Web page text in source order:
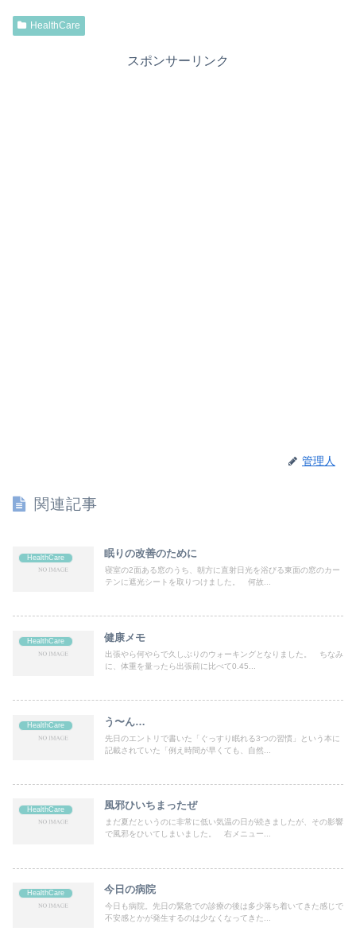
HealthCare
スポンサーリンク
管理人
関連記事
HealthCare 眠りの改善のために
寝室の2面ある窓のうち、朝方に直射日光を浴びる東面の窓のカー
テンに遮光シートを取りつけました。 何故...
HealthCare 健康メモ
出張やら何やらで久しぶりのウォーキングとなりました。 ちなみ
に、体重を量ったら出張前に比べて0.45...
HealthCare う〜ん…
先日のエントリで書いた「ぐっすり眠れる3つの習慣」という本に
記載されていた「例え時間が早くても、自然...
HealthCare 風邪ひいちまったぜ
まだ夏だというのに非常に低い気温の日が続きましたが、その影響
で風邪をひいてしまいました。 右メニュー...
HealthCare 今日の病院
今日も病院。先日の緊急での診療の後は多少落ち着いてきた感じで
不安感とかが発生するのは少なくなってきた...